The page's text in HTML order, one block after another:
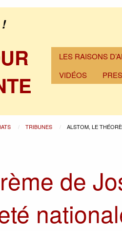
LES RAISONS
VIDÉOS
TRIBUNES ALSTOM, LE
de